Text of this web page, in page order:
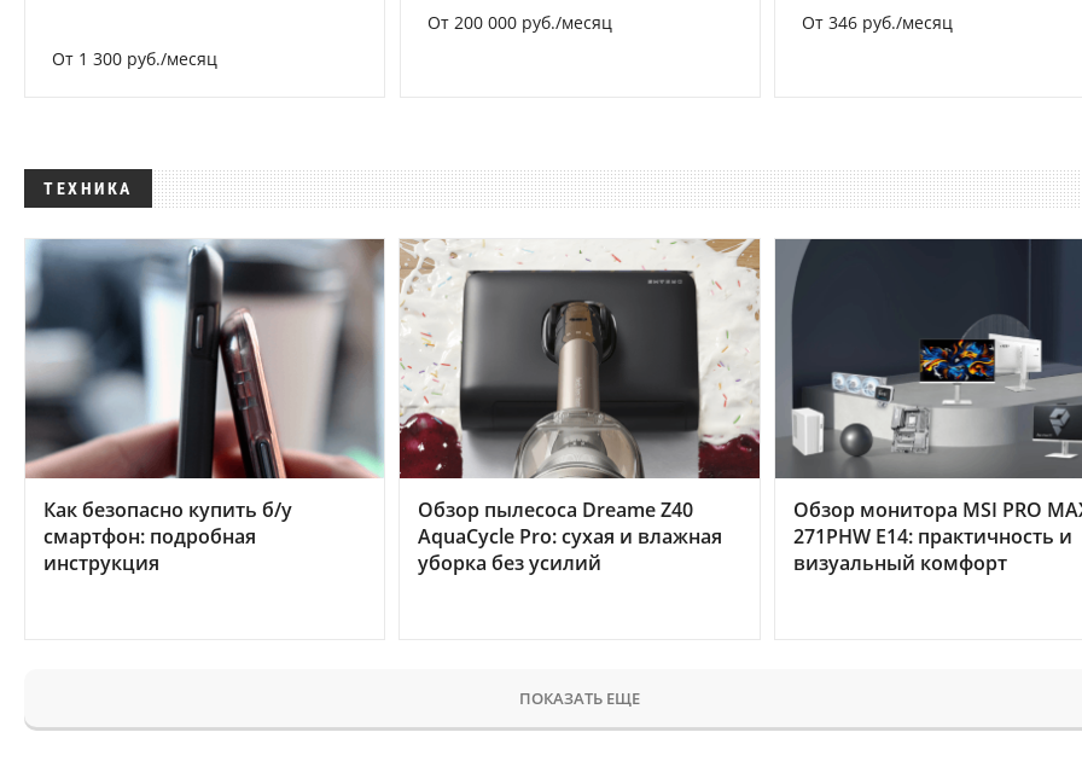
От 1 300 руб./месяц
От 200 000 руб./месяц От 346 руб./месяц
ТЕХНИКА
Как безопасно купить б/у
смартфон: подробная
инструкция
Обзор пылесоса Dreame Z40
AquaCycle Pro: сухая и влажная
уборка без усилий
Обзор монитора MSI PRO
271PHW E14: практичность и
визуальный комфорт
ПОКАЗАТЬ ЕЩЕ